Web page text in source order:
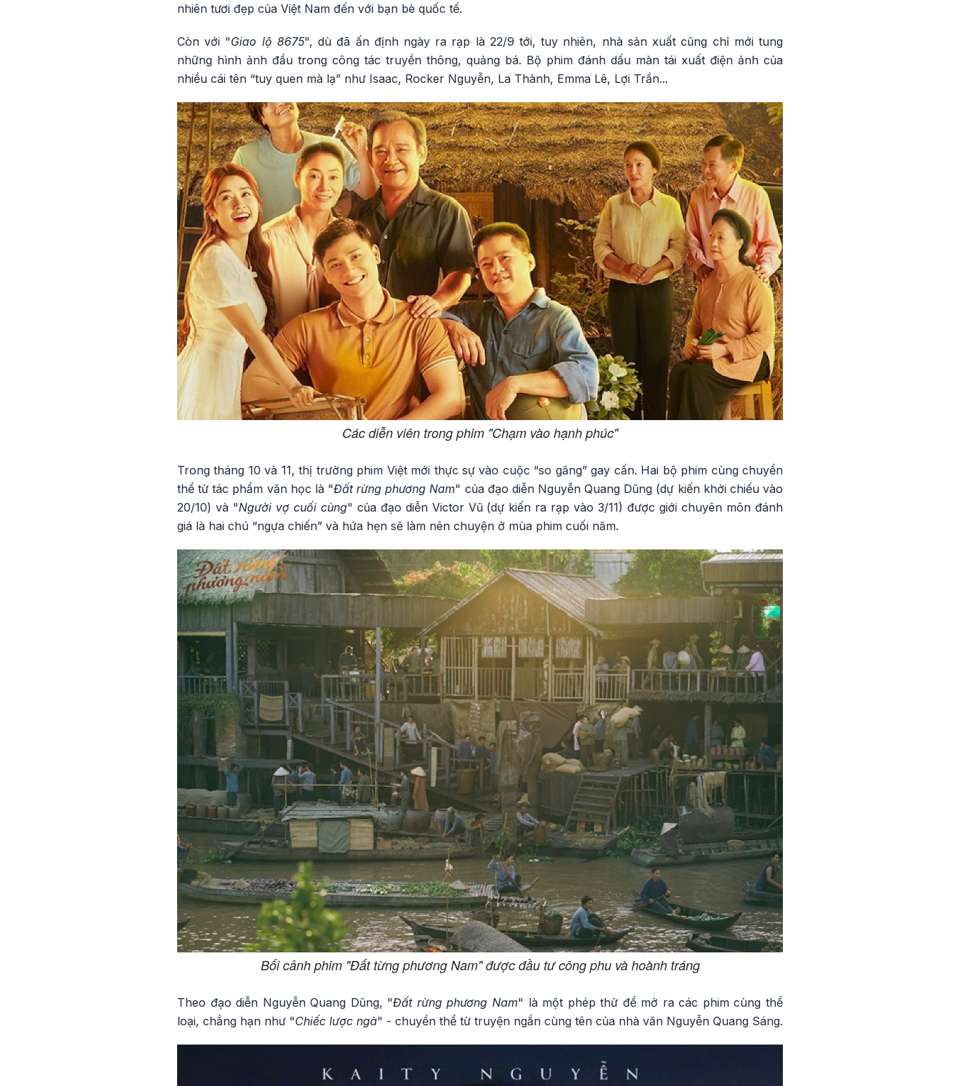
nhiên tươi đẹp của Việt Nam đến với bạn bè quốc tế.
Còn với "Giao lộ 8675", dù đã ấn định ngày ra rạp là 22/9 tới, tuy nhiên, nhà sản xuất cũng chỉ mới tung
những hình ảnh đầu trong công tác truyền thông, quảng bá. Bộ phim đánh dấu màn tái xuất điện ảnh của
nhiều cái tên “tuy quen mà lạ” như Isaac, Rocker Nguyễn, La Thành, Emma Lê, Lợi Trần...
Các diễn viên trong phim "Chạm vào hạnh phúc"
Trong tháng 10 và 11, thị trường phim Việt mới thực sự vào cuộc “so găng” gay cấn. Hai bộ phim cùng chuyển
thể từ tác phẩm văn học là "Đất rừng phương Nam" của đạo diễn Nguyễn Quang Dũng (dự kiến khởi chiếu vào
20/10) và "Người vợ cuối cùng" của đạo diễn Victor Vũ (dự kiến ra rạp vào 3/11) được giới chuyên môn đánh
giá là hai chú “ngựa chiến” và hứa hẹn sẽ làm nên chuyện ở mùa phim cuối năm.
Bối cảnh phim "Đất từng phương Nam" được đầu tư công phu và hoành tráng
Theo đạo diễn Nguyễn Quang Dũng, "Đất rừng phương Nam" là một phép thử để mở ra các phim cùng thể
loại, chẳng hạn như "Chiếc lược ngà" - chuyển thể từ truyện ngắn cùng tên của nhà văn Nguyễn Quang Sáng.